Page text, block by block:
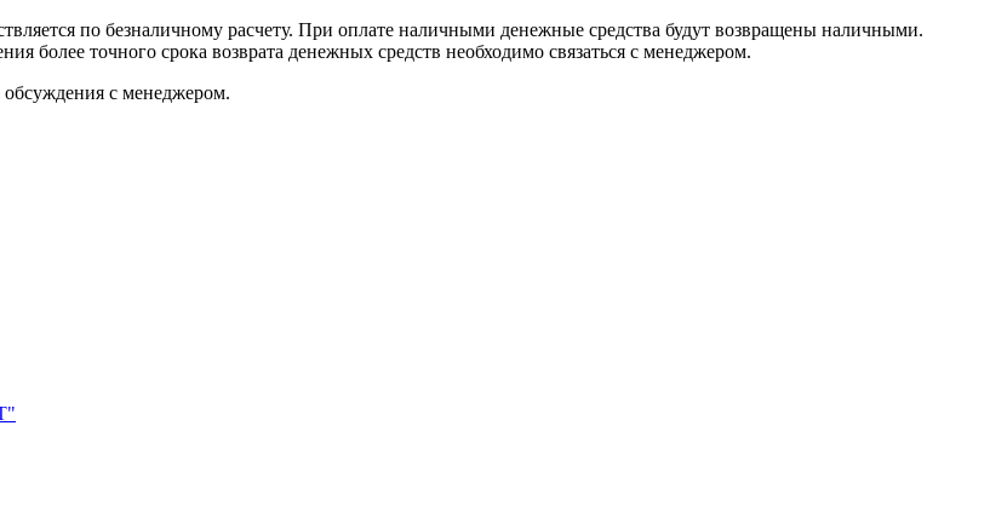
по безналичному расчету. При оплате наличными денежные средства будут возвращены наличными.
более точного срока возврата денежных средств необходимо связаться с менеджером.
обсуждения с менеджером.